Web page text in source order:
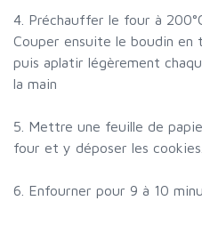
4. Préchauffer le four à
Couper ensuite le boudin en
puis aplatir légèrement
la main
5. Mettre une feuille de
four et y déposer les cookies.
6. Enfourner pour 9 à 10